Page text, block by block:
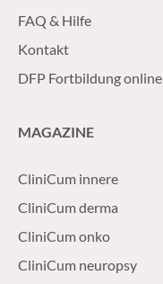
FAQ & Hilfe
Kontakt
DFP Fortbildung online
MAGAZINE
CliniCum innere
CliniCum derma
CliniCum onko
CliniCum neuropsy